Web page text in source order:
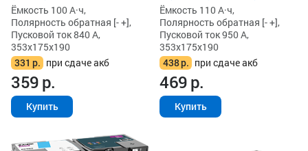
Ёмкость 100 А·ч,
Полярность обратная [- +],
Пусковой ток 840 А,
353x175x190
331 р. при сдаче акб
359р.
Купить
Ёмкость 110 А·ч,
Полярность обратная [- +],
Пусковой ток 950 А,
353x175x190
438р. при сдаче акб
469р.
Купить